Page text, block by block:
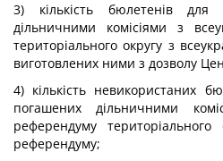
3) кількість бюлетенів для
дільничними комісіями з
територіального округу з
виготовлених ними з дозволу
4) кількість невикористаних
погашених дільничними
референдуму територіального
референдуму;